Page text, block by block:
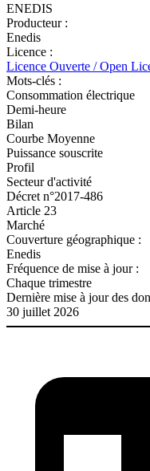
ENEDIS
Producteur :
Enedis
Licence :
Licence Ouverte / Open
Mots-clés :
Consommation électrique
Demi-heure
Bilan
Courbe Moyenne
Puissance souscrite
Profil
Secteur d'activité
Décret n°2017-486
Article 23
Marché
Couverture géographique :
Enedis
Fréquence de mise à jour :
Chaque trimestre
Dernière mise à jour des
30 juillet 2026